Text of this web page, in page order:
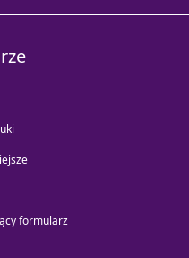
formularz